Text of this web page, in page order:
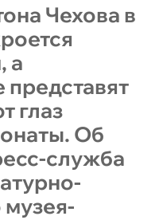
Чехова в
а
представят
глаз
Об
служба